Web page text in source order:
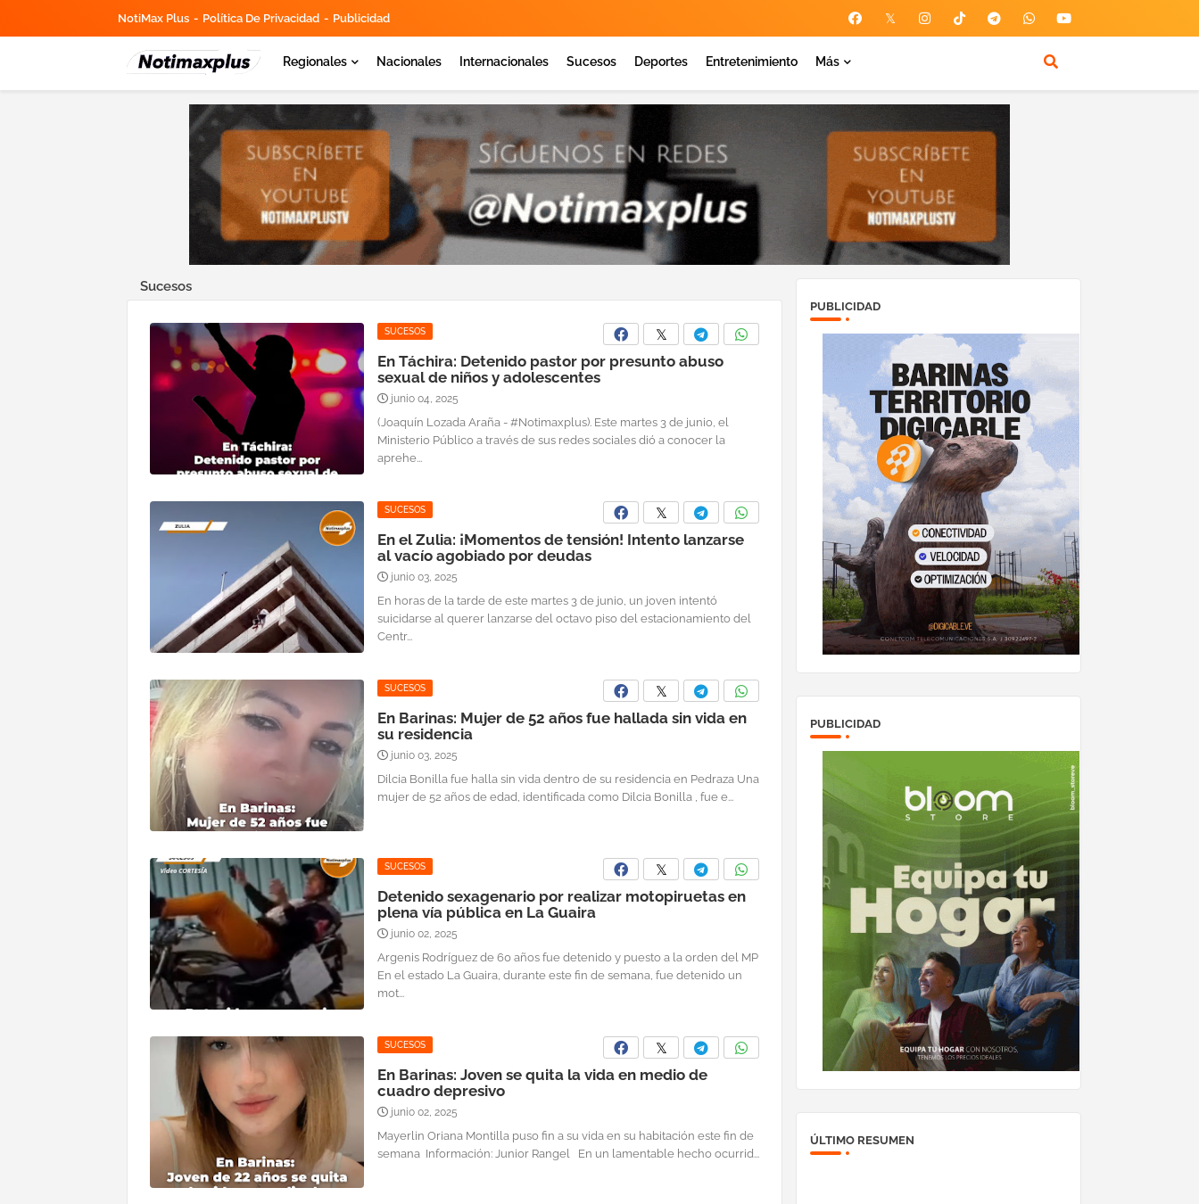
NotiMax Plus Política De Privacidad Publicidad
Regionales Nacionales Internacionales Sucesos Deportes Entretenimiento Más
Sucesos
SUCESOS
En Táchira: Detenido pastor por presunto abuso
sexual de niños y adolescentes
junio 04, 2025
(Joaquín Lozada Araña - #Notimaxplus). Este martes 3 de junio, el
Ministerio Público a través de sus redes sociales dió a conocer la
aprehe...
SUCESOS
En el Zulia: ¡Momentos de tensión! Intento lanzarse
al vacío agobiado por deudas
junio 03, 2025
En horas de la tarde de este martes 3 de junio, un joven intentó
suicidarse al querer lanzarse del octavo piso del estacionamiento del
Centr...
SUCESOS
En Barinas: Mujer de 52 años fue hallada sin vida en
su residencia
junio 03, 2025
Dilcia Bonilla fue halla sin vida dentro de su residencia en Pedraza Una
mujer de 52 años de edad, identificada como Dilcia Bonilla , fue e...
SUCESOS
Detenido sexagenario por realizar motopiruetas en
plena vía pública en La Guaira
junio 02, 2025
Argenis Rodríguez de 60 años fue detenido y puesto a la orden del MP
En el estado La Guaira, durante este fin de semana, fue detenido un
mot...
SUCESOS
En Barinas: Joven se quita la vida en medio de
cuadro depresivo
junio 02, 2025
Mayerlin Oriana Montilla puso fin a su vida en su habitación este fin de
semana Información: Junior Rangel En un lamentable hecho ocurrid...
PUBLICIDAD
PUBLICIDAD
ÚLTIMO RESUMEN